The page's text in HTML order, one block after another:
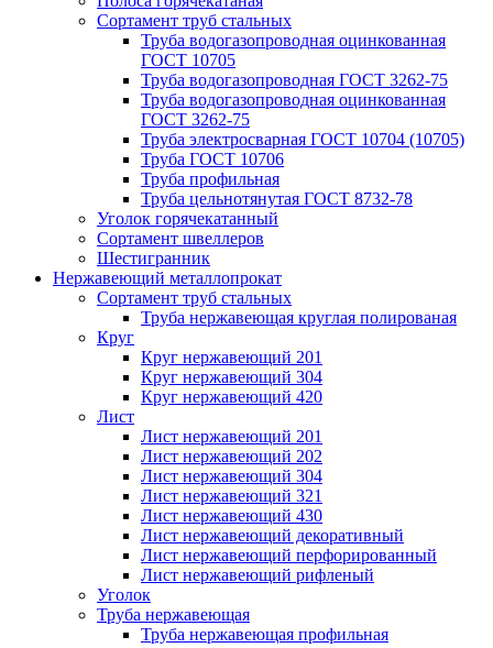
Сортамент труб стальных
Труба водогазопроводная оцинкованная
ГОСТ 10705
Труба водогазопроводная ГОСТ 3262-75
Труба водогазопроводная оцинкованная
ГОСТ 3262-75
Труба электросварная ГОСТ 10704 (10705)
Труба ГОСТ 10706
Труба профильная
Труба цельнотянутая ГОСТ 8732-78
Уголок горячекатанный
Сортамент швеллеров
Шестигранник
Нержавеющий металлопрокат
Сортамент труб стальных
Труба нержавеющая круглая полированая
Круг
Круг нержавеющий 201
Круг нержавеющий 304
Круг нержавеющий 420
Лист
Лист нержавеющий 201
Лист нержавеющий 202
Лист нержавеющий 304
Лист нержавеющий 321
Лист нержавеющий 430
Лист нержавеющий декоративный
Лист нержавеющий перфорированный
Лист нержавеющий рифленый
Уголок
Труба нержавеющая
Труба нержавеющая профильная